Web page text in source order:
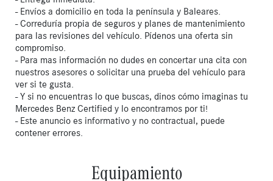
- Envíos a domicilio en toda la península y Baleares.
- Correduría propia de seguros y planes de mantenimiento
para las revisiones del vehículo. Pídenos una oferta sin
compromiso.
- Para mas información no dudes en concertar una cita con
nuestros asesores o solicitar una prueba del vehículo para
ver si te gusta.
- Y si no encuentras lo que buscas, dinos cómo imaginas tu
Mercedes Benz Certified y lo encontramos por ti!
- Este anuncio es informativo y no contractual, puede
contener errores.
Equipamiento